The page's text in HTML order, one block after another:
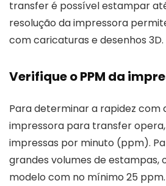
transfer é possível estampar
resolução da impressora
com caricaturas e desenhos 3D.
Verifique o PPM da
Para determinar a rapidez com
impressora para transfer
impressas por minuto (ppm).
grandes volumes de estampas,
modelo com no mínimo 25